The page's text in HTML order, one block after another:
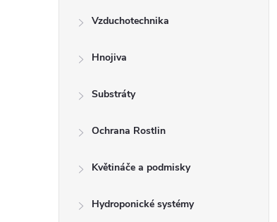
Vzduchotechnika
Hnojiva
Substráty
Ochrana Rostlin
Květináče a podmisky
Hydroponické systémy